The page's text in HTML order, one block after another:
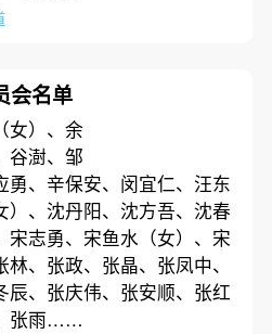
会名单
女）、余
谷澍、邹
勇、辛保安、闵宜仁、汪东
）、沈丹阳、沈方吾、沈春
宋志勇、宋鱼水（女）、宋
、张政、张晶、张凤中、
辰、张庆伟、张安顺、张红
张雨……